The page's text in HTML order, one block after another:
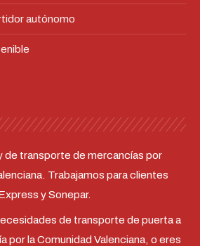
autónomo
de transporte de mercancías por
Trabajamos para clientes
y Sonepar.
de transporte de puerta a
por la Comunidad Valenciana, o eres